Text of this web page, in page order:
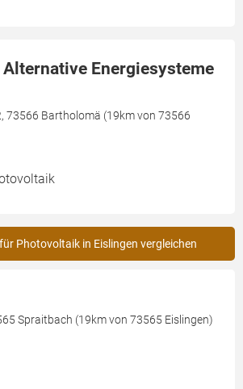
Energiesysteme
73566 Bartholomä (19km von 73566
Photovoltaik in Eislingen vergleichen
Spraitbach (19km von 73565 Eislingen)